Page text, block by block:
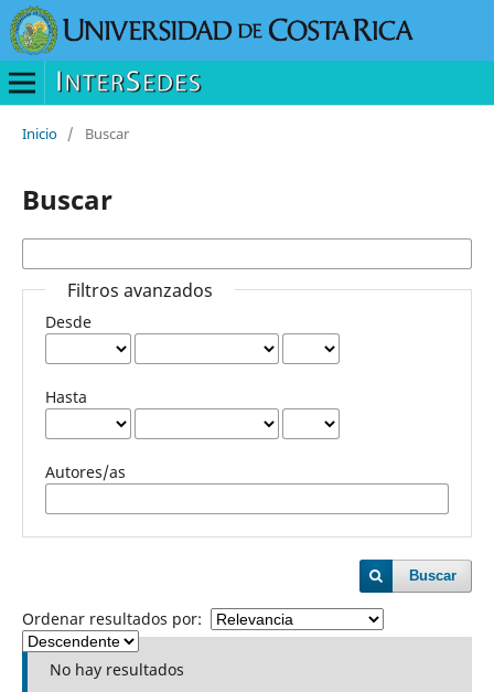
Inicio / Buscar
Buscar
Filtros avanzados
Desde
Hasta
Autores/as
Buscar
Ordenar resultados por:
No hay resultados